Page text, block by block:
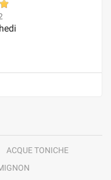
ACQUE TONICHE